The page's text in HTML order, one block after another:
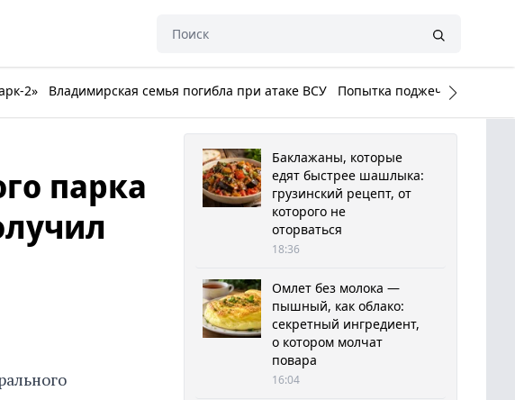
2» Владимирская семья погибла при атаке ВСУ Попытка поджечь Белый
парка
Баклажаны, которые
едят быстрее шашлыка:
грузинский рецепт, от
которого не
оторваться
18:36
Омлет без молока —
пышный, как облако:
секретный ингредиент,
о котором молчат
повара
16:04